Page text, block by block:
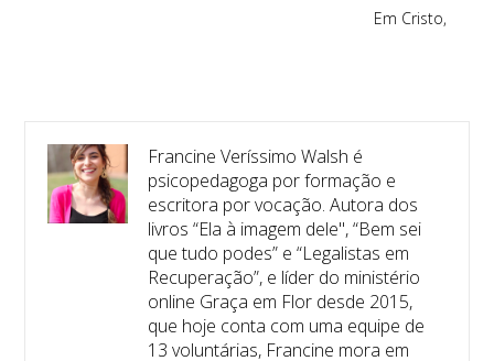
Em Cristo,
Francine Veríssimo Walsh é
psicopedagoga por formação e
escritora por vocação. Autora dos
livros “Ela à imagem dele", “Bem sei
que tudo podes” e “Legalistas em
Recuperação”, e líder do ministério
online Graça em Flor desde 2015,
que hoje conta com uma equipe de
13 voluntárias, Francine mora em